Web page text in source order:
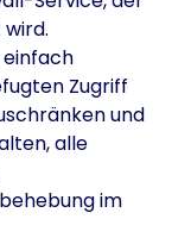
einfach
Zugriff
und
alle
im